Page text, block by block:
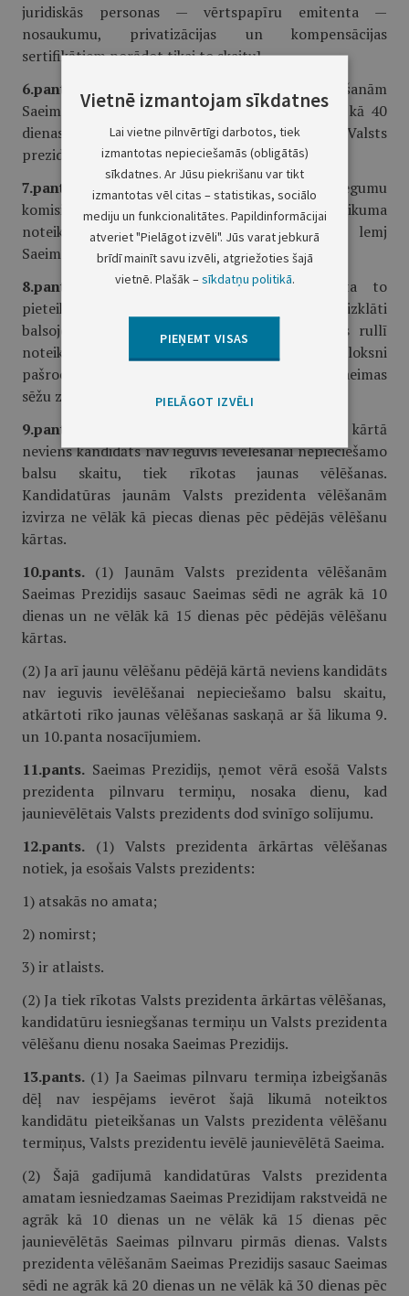
juridiskās personas — vērtspapīru emitenta —
nosaukumu, privatizācijas un kompensācijas
sertifikātiem norādot tikai to skaitu].
6.pants.
Kārtējām Valsts prezidenta vēlēšanām
Saeimas Prezidijs sasauc Saeimas sēdi ne agrāk kā 40
dienas un ne vēlāk kā 30 dienas pirms esošā Valsts
prezidenta pilnvaru laika beigām.
7.pants.
Saeimas Mandātu, ētikas un iesniegumu
komisija pārbauda, vai kandidatūras atbilst likuma
noteikumiem. Par kandidatūru noraidīšanu lemj
Saeima.
8.pants.
Kandidātus vēlēšanu zīmē ieraksta to
pieteikšanas secībā. Valsts prezidentu ievēlē, aizklāti
balsojot, ar vēlēšanu zīmēm Saeimas kārtības rullī
noteiktajā kārtībā. Deputāti vēlēšanu aploksni
pašrocīgi iemet vēlēšanu kastē, kas atrodas Saeimas
sēžu zālē.
9.pants.
Ja Valsts prezidenta vēlēšanu pēdējā kārtā
neviens kandidāts nav ieguvis ievēlēšanai nepieciešamo
balsu skaitu, tiek rīkotas jaunas vēlēšanas.
Kandidatūras jaunām Valsts prezidenta vēlēšanām
izvirza ne vēlāk kā piecas dienas pēc pēdējās vēlēšanu
kārtas.
10.pants. (1) Jaunām Valsts prezidenta vēlēšanām
Saeimas Prezidijs sasauc Saeimas sēdi ne agrāk kā 10
dienas un ne vēlāk kā 15 dienas pēc pēdējās vēlēšanu
kārtas.
(2) Ja arī jaunu vēlēšanu pēdējā kārtā neviens kandidāts
nav ieguvis ievēlēšanai nepieciešamo balsu skaitu,
atkārtoti rīko jaunas vēlēšanas saskaņā ar šā likuma 9.
un 10.panta nosacījumiem.
11.pants. Saeimas Prezidijs, ņemot vērā esošā Valsts
prezidenta pilnvaru termiņu, nosaka dienu, kad
jaunievēlētais Valsts prezidents dod svinīgo solījumu.
12.pants. (1) Valsts prezidenta ārkārtas vēlēšanas
notiek, ja esošais Valsts prezidents:
1) atsakās no amata;
2) nomirst;
3) ir atlaists.
(2) Ja tiek rīkotas Valsts prezidenta ārkārtas vēlēšanas,
kandidatūru iesniegšanas termiņu un Valsts prezidenta
vēlēšanu dienu nosaka Saeimas Prezidijs.
13.pants. (1) Ja Saeimas pilnvaru termiņa izbeigšanās
dēļ nav iespējams ievērot šajā likumā noteiktos
kandidātu pieteikšanas un Valsts prezidenta vēlēšanu
termiņus, Valsts prezidentu ievēlē jaunievēlētā Saeima.
(2) Šajā gadījumā kandidatūras Valsts prezidenta
amatam iesniedzamas Saeimas Prezidijam rakstveidā ne
agrāk kā 10 dienas un ne vēlāk kā 15 dienas pēc
jaunievēlētās Saeimas pilnvaru pirmās dienas. Valsts
prezidenta vēlēšanām Saeimas Prezidijs sasauc Saeimas
sēdi ne agrāk kā 20 dienas un ne vēlāk kā 30 dienas pēc
Vietnē izmantojam sīkdatnes
Lai vietne pilnvērtīgi darbotos, tiek
izmantotas nepieciešamās (obligātās)
sīkdatnes. Ar Jūsu piekrišanu var tikt
izmantotas vēl citas – statistikas, sociālo
mediju un funkcionalitātes. Papildinformācijai
atveriet "Pielāgot izvēli". Jūs varat jebkurā
brīdī mainīt savu izvēli, atgriežoties šajā
vietnē. Plašāk –sīkdatņu politikā.
PIEŅEMT VISAS
PIELĀGOT IZVĒLI